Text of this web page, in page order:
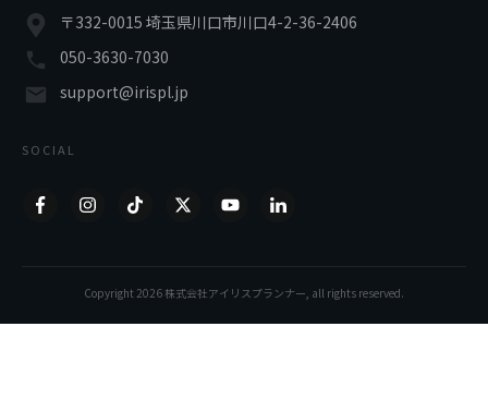
〒332-0015 埼玉県川口市川口4-2-36-2406
050-3630-7030
support@irispl.jp
SOCIAL
Copyright2026株式会社アイリスプランナー, all rights reserved.